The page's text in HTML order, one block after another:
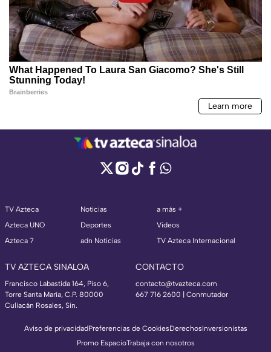
TV Azteca
Azteca UNO
Azteca 7
Noticias
Deportes
adn Noticias
a más +
Videos
TV Azteca Internacional
TV AZTECA SINALOA
Francisco Labastida 164, Piso 6,
Torre Santa María, C.P. 80000
Culiacán Rosales, Sin.
CONTACTO
contacto@tvazteca.com
667 716 2600 | Conmutador
Aviso de privacidadPreferencias de CookiesDerechosInversionistas
Promo EspacioTrabaja con nosotros